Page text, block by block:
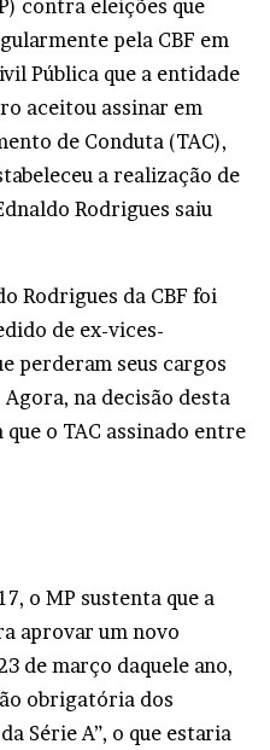
contra eleições que
pela CBF em
Pública que a entidade
aceitou assinar em
de Conduta (TAC),
a realização de
Rodrigues saiu
Rodrigues da CBF foi
de ex-vices-
perderam seus cargos
na decisão desta
o TAC assinado entre
o MP sustenta que a
aprovar um novo
de março daquele ano,
obrigatória dos
Série A”, o que estaria